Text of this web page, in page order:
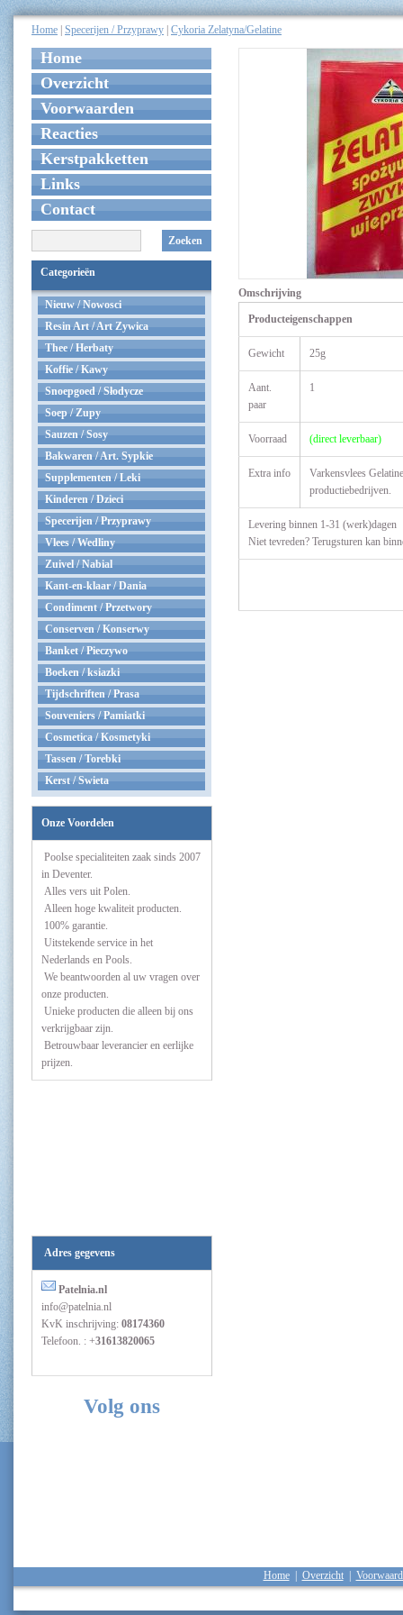
Home Specerijen / Przyprawy Cykoria Zelatyna/Gelatine
Home
Overzicht
Voorwaarden
Reacties
Kerstpakketten
Links
Contact
Zoeken
Categorieën
Nieuw / Nowosci
Resin Art / Art Zywica
Thee / Herbaty
Koffie / Kawy
Snoepgoed / Słodycze
Soep / Zupy
Sauzen / Sosy
Bakwaren / Art. Sypkie
Supplementen / Leki
Kinderen / Dzieci
Specerijen / Przyprawy
Vlees / Wedliny
Zuivel / Nabial
Kant-en-klaar / Dania
Condiment / Przetwory
Conserven / Konserwy
Banket / Pieczywo
Boeken / ksiazki
Tijdschriften / Prasa
Souveniers / Pamiatki
Cosmetica / Kosmetyki
Tassen / Torebki
Kerst / Swieta
Onze Voordelen
Poolse specialiteiten zaak sinds 2007
in Deventer.
Alles vers uit Polen.
Alleen hoge kwaliteit producten.
100% garantie.
Uitstekende service in het
Nederlands en Pools.
We beantwoorden al uw vragen over
onze producten.
Unieke producten die alleen bij ons
verkrijgbaar zijn.
Betrouwbaar leverancier en eerlijke
prijzen.
Adres gegevens
Patelnia.nl
info@patelnia.nl
KvK inschrijving: 08174360
Telefoon. : +31613820065
Volg ons
Omschrijving
Producteigenschappen
Gewicht 25g
Aant.
paar
1
Voorraad (direct leverbaar)
Extra info
Varkensvlees
productiebedrijven.
Levering binnen 1-31 (werk)dagen
Niet tevreden? Terugsturen kan
Home| Overzicht|